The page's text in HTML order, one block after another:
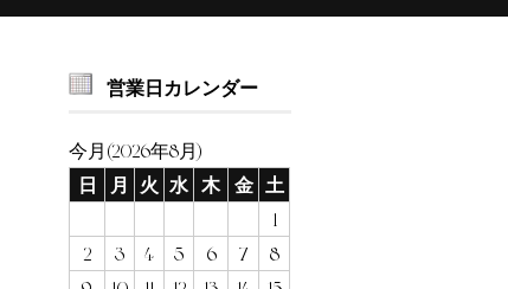
営業日カレンダー
今月(2026年8月)
日
月 火 水 木 金 土
1
2
3 4 5 6 7
8